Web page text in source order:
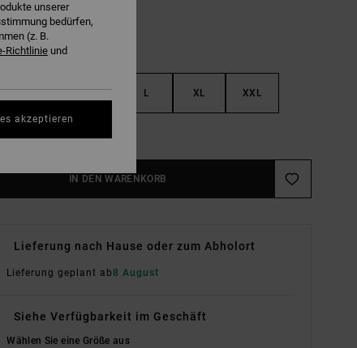
S M L XL XXL
IN DEN WARENKORB
Lieferung nach Hause oder zum Abholort
Lieferung geplant ab8 August
Siehe Verfügbarkeit im Geschäft
Wählen Sie eine Größe aus
unserer
bedürfen,
(z. B.
Richtlinie und
akzeptieren